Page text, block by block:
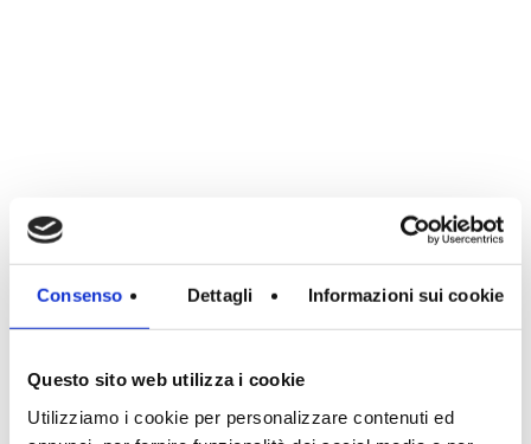
Consenso Dettagli Informazioni sui cookie
Questo sito web utilizza i cookie
Utilizziamo i cookie per personalizzare contenuti ed